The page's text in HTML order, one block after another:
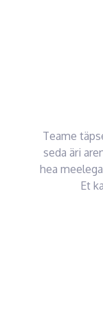
Teame
seda äri
hea
Et